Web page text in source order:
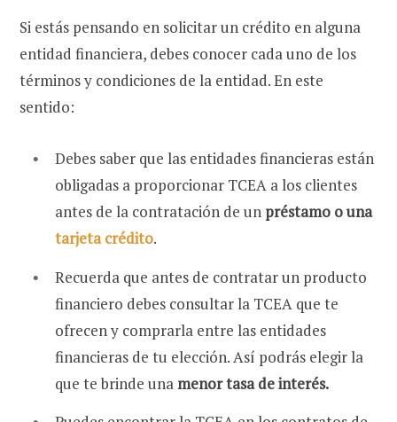
Si estás pensando en solicitar un crédito en alguna
entidad financiera, debes conocer cada uno de los
términos y condiciones de la entidad. En este
sentido:
Debes saber que las entidades financieras están
obligadas a proporcionar TCEA a los clientes
antes de la contratación de un préstamo o una
tarjeta crédito.
Recuerda que antes de contratar un producto
financiero debes consultar la TCEA que te
ofrecen y comprarla entre las entidades
financieras de tu elección. Así podrás elegir la
que te brinde unamenor tasa de interés.